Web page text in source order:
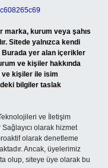
marka, kurum veya şahıs
Sitede yalnızca kendi
Burada yer alan içerikler
ve kişiler hakkında
ve kişiler ile isim
bilgiler taslak
ve İletişim
olarak hizmet
olarak denetleme
Ancak, üyelerimiz
olup, siteye üye olarak bu